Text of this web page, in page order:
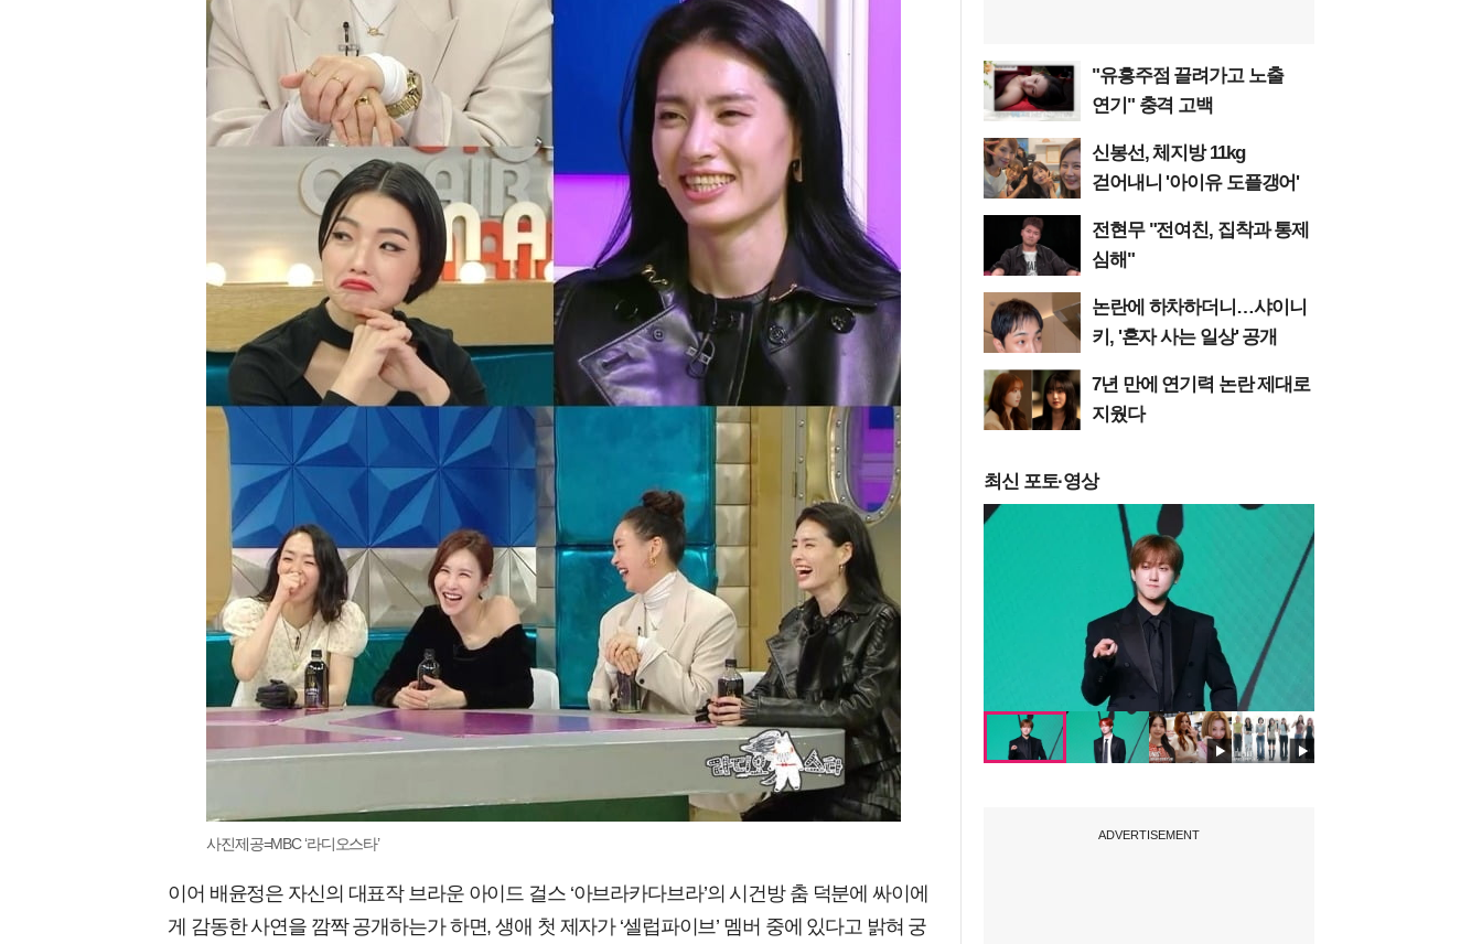
사진제공=MBC ‘라디오스타’
이어 배윤정은 자신의 대표작 브라운 아이드 걸스 ‘아브라카다브라’의 시건방 춤 덕분에 싸이에
게 감동한 사연을 깜짝 공개하는가 하면, 생애 첫 제자가 ‘셀럽파이브’ 멤버 중에 있다고 밝혀 궁
"유흥주점 끌려가고 노출
연기" 충격 고백
신봉선, 체지방 11kg
걷어내니 '아이유 도플갱어'
전현무 "전여친, 집착과 통제
심해"
논란에 하차하더니…샤이니
키, '혼자 사는 일상' 공개
7년 만에 연기력 논란 제대로
지웠다
최신 포토·영상
ADVERTISEMENT